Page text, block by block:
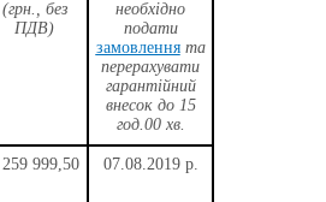
(грн., без
ПДВ)
необхідно
подати
замовленнята
перерахувати
гарантійний
внесок до 15
год.00 хв.
259 999 ,50 07.08.2019 р.